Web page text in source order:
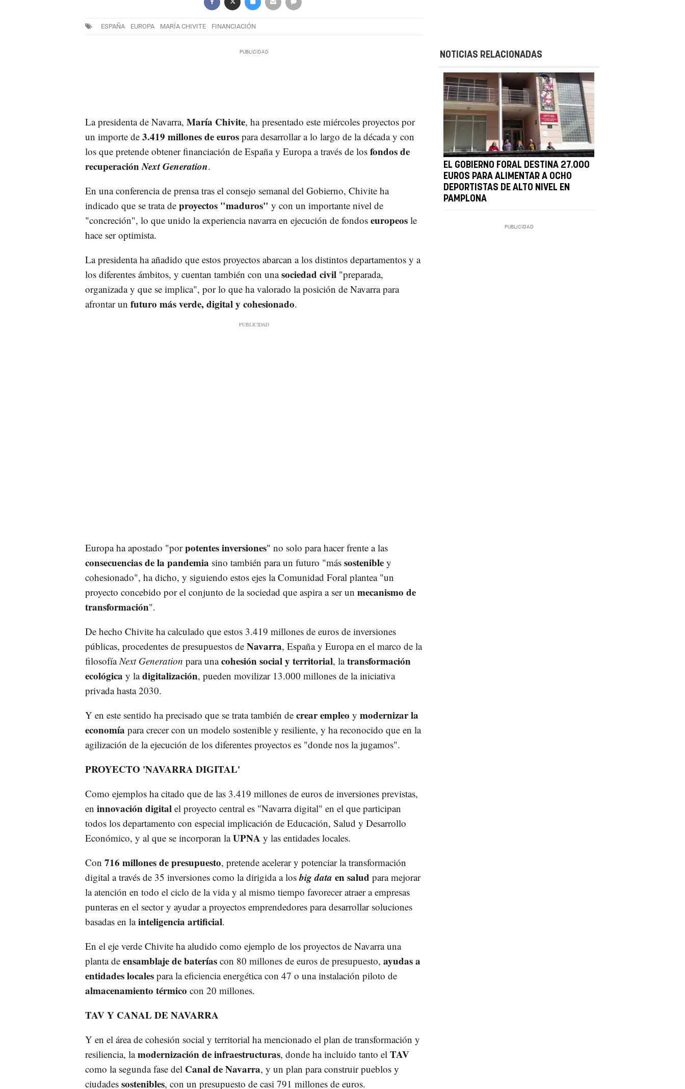
ESPAÑA EUROPA MARÍA CHIVITE FINANCIACIÓN
La presidenta de Navarra, María Chivite, ha presentado este miércoles proyectos por
un importe de 3.419 millones de euros para desarrollar a lo largo de la década y con
los que pretende obtener financiación de España y Europa a través de los fondos de
recuperaciónNext Generation.
En una conferencia de prensa tras el consejo semanal del Gobierno, Chivite ha
indicado que se trata de proyectos "maduros" y con un importante nivel de
"concreción", lo que unido la experiencia navarra en ejecución de fondos europeos le
hace ser optimista.
La presidenta ha añadido que estos proyectos abarcan a los distintos departamentos y a
los diferentes ámbitos, y cuentan también con unasociedad civil "preparada,
organizada y que se implica", por lo que ha valorado la posición de Navarra para
afrontar un futuro más verde, digital y cohesionado.
Europa ha apostado "porpotentes inversiones" no solo para hacer frente a las
consecuencias de la pandemia sino también para un futuro "más sostenible y
cohesionado", ha dicho, y siguiendo estos ejes la Comunidad Foral plantea "un
proyecto concebido por el conjunto de la sociedad que aspira a ser un mecanismo de
transformación".
De hecho Chivite ha calculado que estos 3.419 millones de euros de inversiones
públicas, procedentes de presupuestos de Navarra, España y Europa en el marco de la
filosofíaNext Generation para unacohesión social y territorial, latransformación
ecológica y ladigitalización, pueden movilizar 13.000 millones de la iniciativa
privada hasta 2030.
Y en este sentido ha precisado que se trata también de crear empleo y modernizar la
economía para crecer con un modelo sostenible y resiliente, y ha reconocido que en la
agilización de la ejecución de los diferentes proyectos es "donde nos la jugamos".
PROYECTO 'NAVARRA DIGITAL'
Como ejemplos ha citado que de las 3.419 millones de euros de inversiones previstas,
en innovación digital el proyecto central es "Navarra digital" en el que participan
todos los departamento con especial implicación de Educación, Salud y Desarrollo
Económico, y al que se incorporan laUPNA y las entidades locales.
Con 716 millones de presupuesto, pretende acelerar y potenciar la transformación
digital a través de 35 inversiones como la dirigida a losbig data en salud para mejorar
la atención en todo el ciclo de la vida y al mismo tiempo favorecer atraer a empresas
punteras en el sector y ayudar a proyectos emprendedores para desarrollar soluciones
basadas en lainteligencia artificial.
En el eje verde Chivite ha aludido como ejemplo de los proyectos de Navarra una
planta de ensamblaje de baterías con 80 millones de euros de presupuesto, ayudas a
entidades locales para la eficiencia energética con 47 o una instalación piloto de
almacenamiento térmico con 20 millones.
TAV Y CANAL DE NAVARRA
Y en el área de cohesión social y territorial ha mencionado el plan de transformación y
resiliencia, lamodernización de infraestructuras, donde ha incluido tanto el TAV
como la segunda fase del Canal de Navarra, y un plan para construir pueblos y
ciudades sostenibles, con un presupuesto de casi 791 millones de euros.
NOTICIAS RELACIONADAS
EL GOBIERNO FORAL DESTINA 27.000
EUROS PARA ALIMENTAR A OCHO
DEPORTISTAS DE ALTO NIVEL EN
PAMPLONA